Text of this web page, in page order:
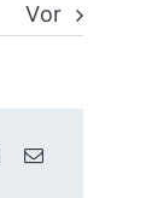
Vor